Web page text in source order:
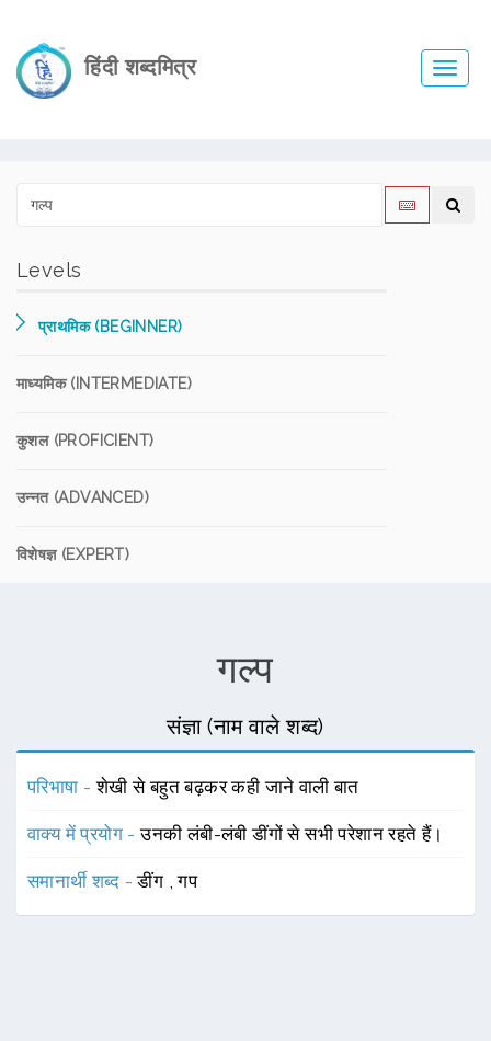
हिंदी शब्दमित्र
Levels
प्राथमिक (BEGINNER)
माध्यमिक (INTERMEDIATE)
कुशल (PROFICIENT)
उन्नत (ADVANCED)
विशेषज्ञ (EXPERT)
गल्प
संज्ञा (नाम वाले शब्द)
परिभाषा -शेखी से बहुत बढ़कर कही जाने वाली बात
वाक्य में प्रयोग -उनकी लंबी-लंबी डींगों से सभी परेशान रहते हैं।
समानार्थी शब्द -डींग ,गप